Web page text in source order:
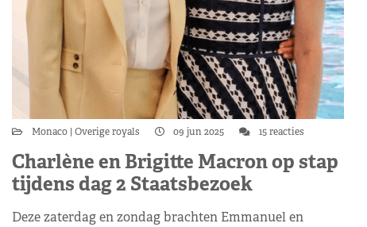
Monaco Overige royals 09 jun 2025 15 reacties
Charlène en Brigitte Macron op stap
tijdens dag 2 Staatsbezoek
Deze zaterdag en zondag brachten Emmanuel en